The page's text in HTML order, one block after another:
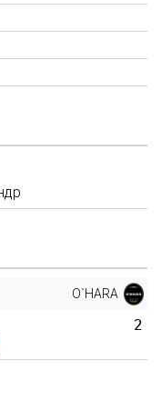
O`HARA
2